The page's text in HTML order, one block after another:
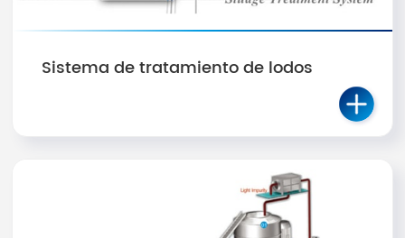
Sistema de tratamiento de lodos